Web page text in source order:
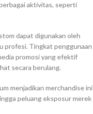
aktivitas, seperti
dapat digunakan oleh
profesi. Tingkat penggunaan
promosi yang efektif
secara berulang.
menjadikan merchandise ini
peluang eksposur merek